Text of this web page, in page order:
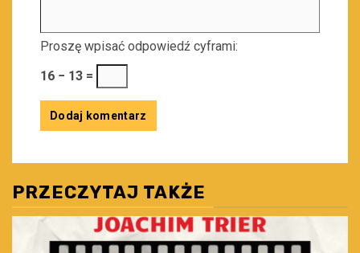
Proszę wpisać odpowiedź cyframi:
16 − 13 =
PRZECZYTAJ TAKŻE